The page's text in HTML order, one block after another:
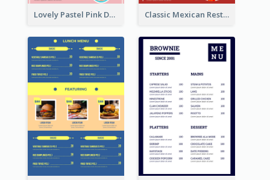
Lovely Pastel Pink Donut Design Template Classic Mexican Restaurant Menu Design